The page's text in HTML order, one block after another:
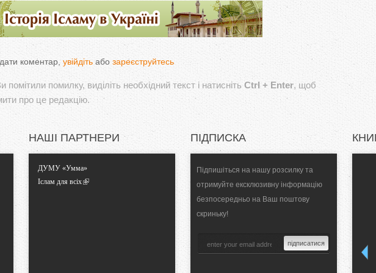
коментар, увійдіть або зареєструйтесь
помітили помилку, виділіть необхідний текст і натисніть Ctrl + Enter, щоб
про це редакцію.
НАШІ ПАРТНЕРИ
ДУМУ «Умма»
Іслам для всіх
ПІДПИСКА
Підпишіться на нашу розсилку та
отримуйте ексклюзивну інформацію
безпосередньо на Ваш поштову
скриньку!